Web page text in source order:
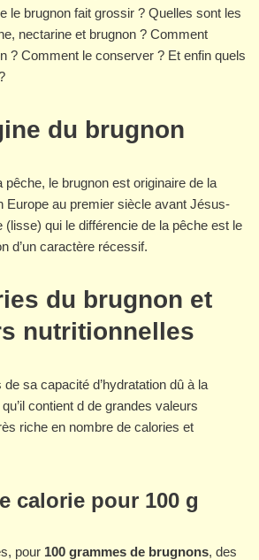
le brugnon fait grossir ? Quelles sont les
nectarine et brugnon ? Comment
? Comment le conserver ? Et enfin quels
du brugnon
le brugnon est originaire de la
Europe au premier siècle avant Jésus-
(lisse) qui le différencie de la pêche est le
d’un caractère récessif.
du brugnon et
nutritionnelles
sa capacité d’hydratation dû à la
contient d de grandes valeurs
riche en nombre de calories et
calorie pour 100 g
pour 100 grammes de brugnons, des